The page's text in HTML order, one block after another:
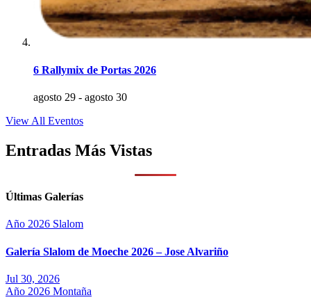
6 Rallymix de Portas 2026
agosto 29 - agosto 30
View All Eventos
Entradas Más Vistas
Últimas Galerías
Año 2026 Slalom
Galería Slalom de Moeche 2026 – Jose Alvariño
Jul 30, 2026
Año 2026 Montaña